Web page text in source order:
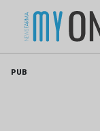
PUB